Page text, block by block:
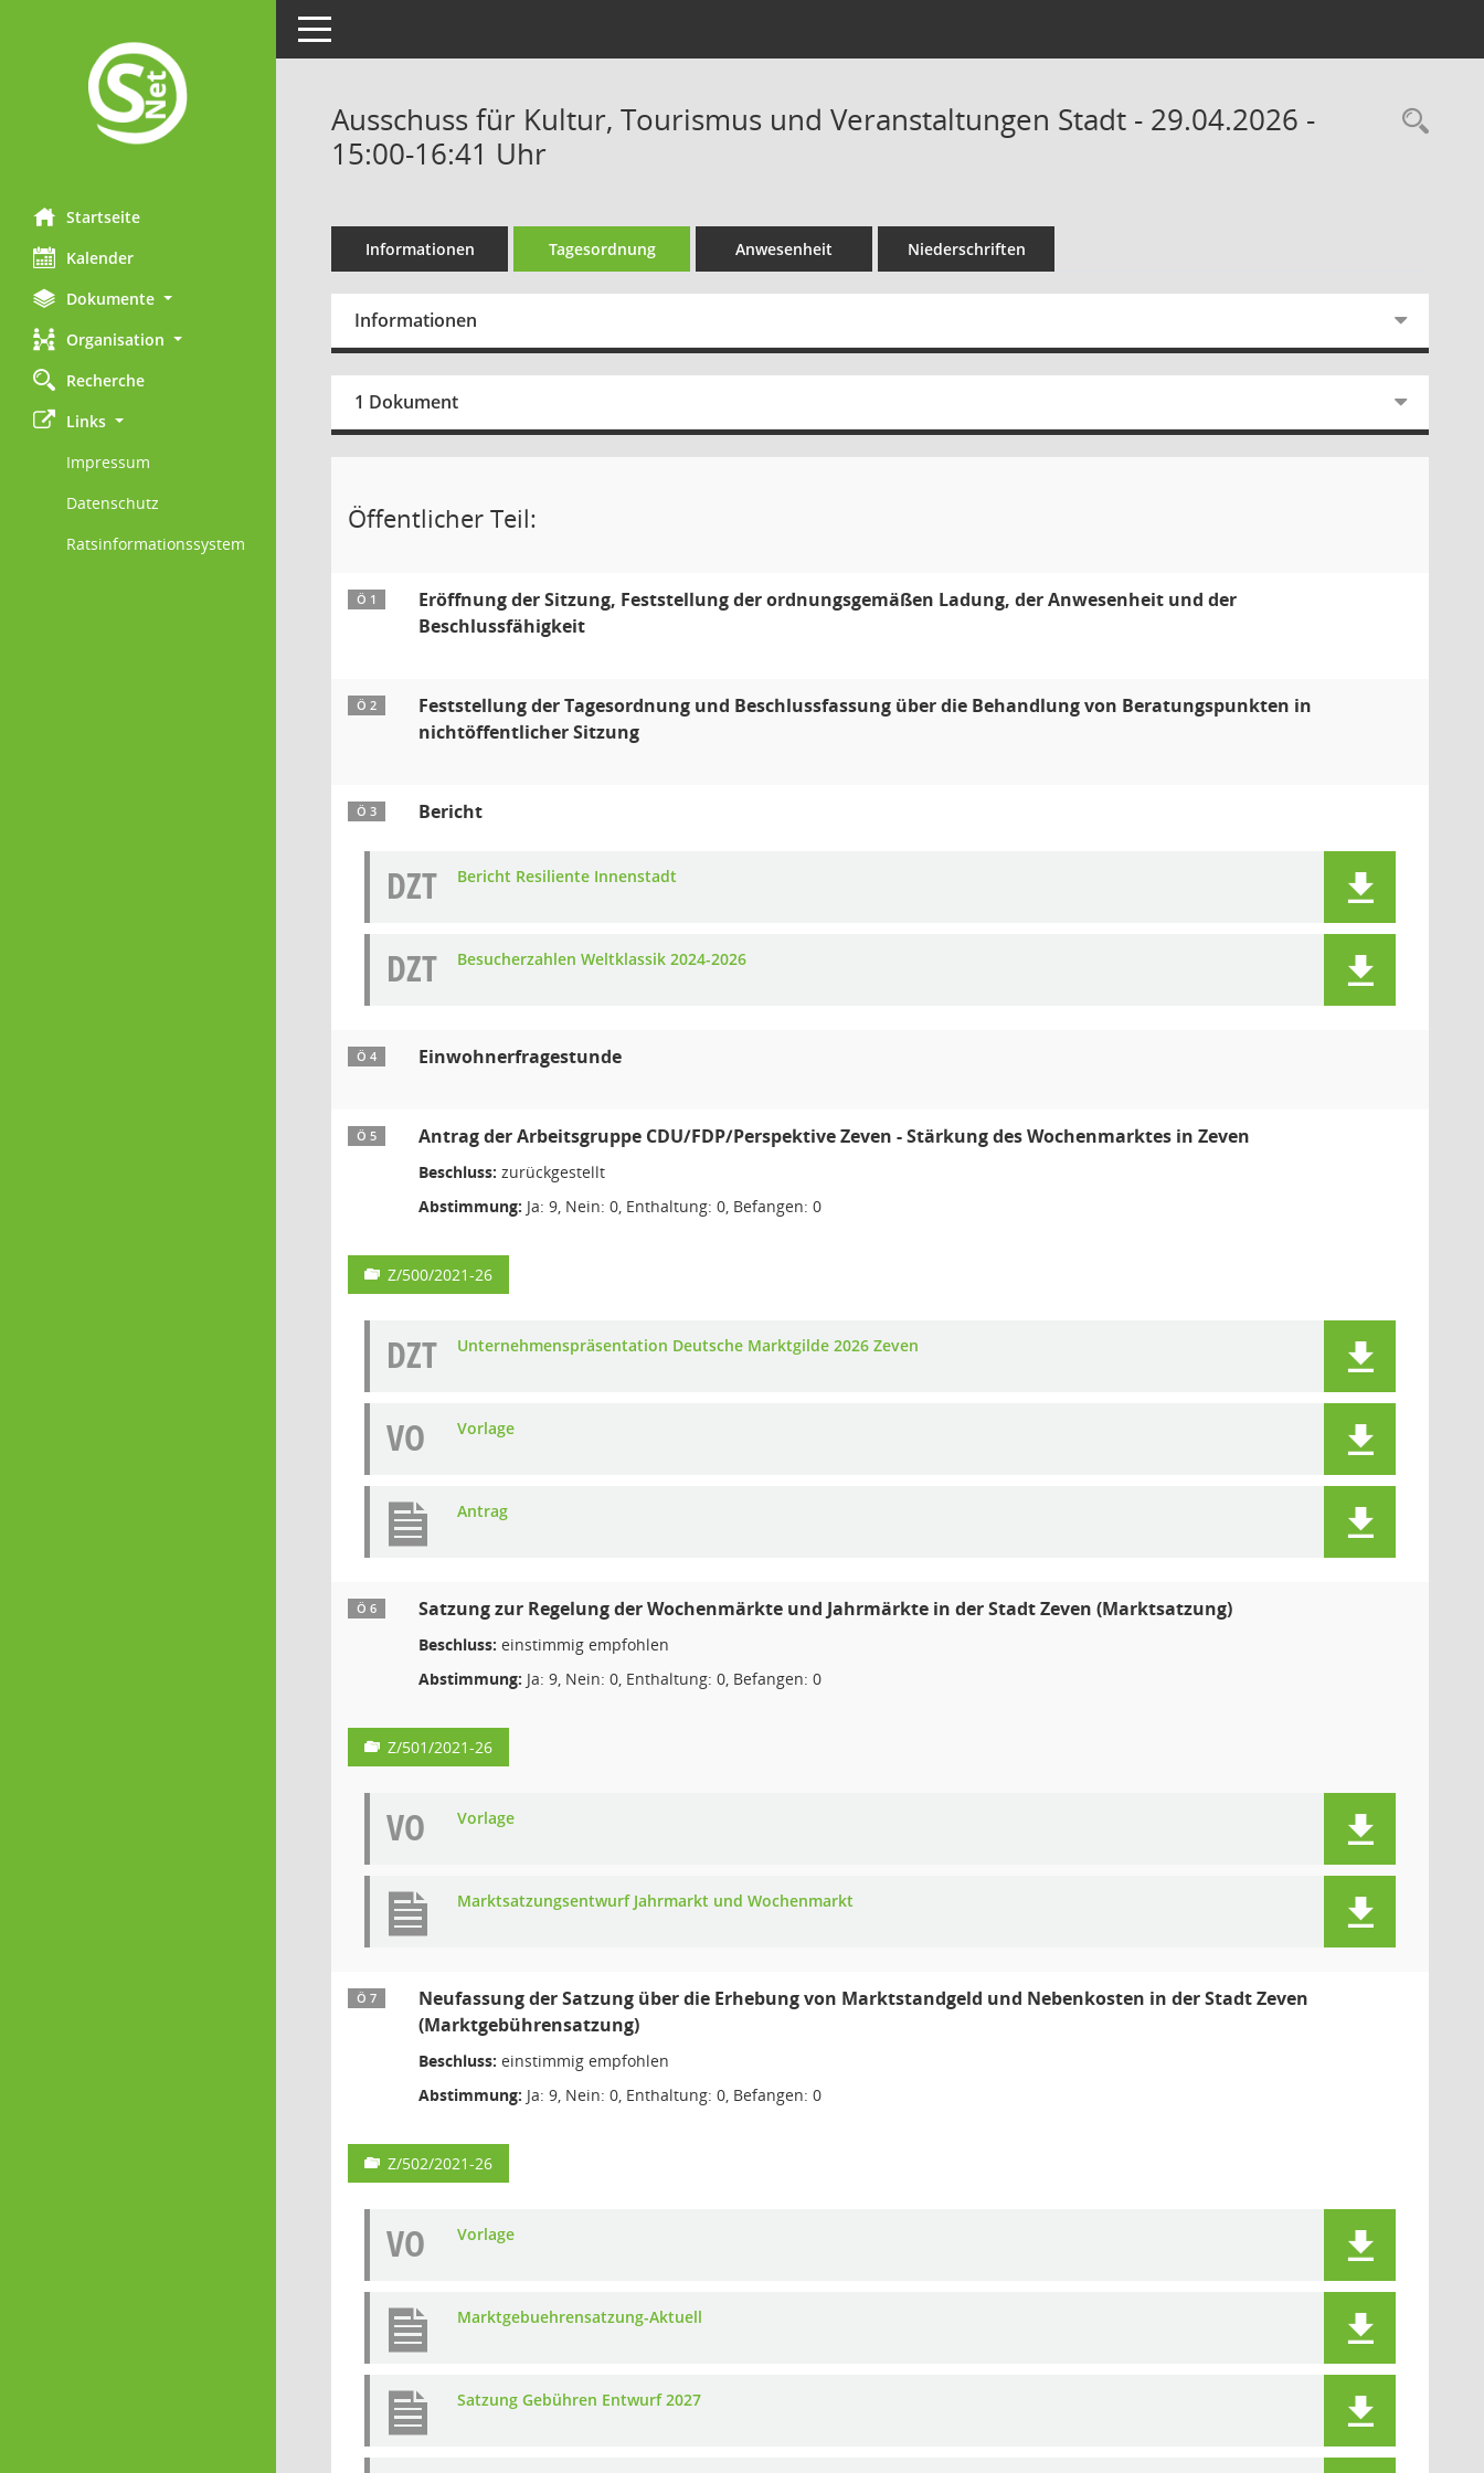
Startseite
Kalender
Dokumente
Organisation
Recherche
Links
Impressum
Datenschutz
Ratsinformationssystem
Toggle navigation
Ausschuss für Kultur, Tourismus und Veranstaltungen Stadt - 29.04.2026 -
15:00-16:41 Uhr
Informationen Tagesordnung Anwesenheit Niederschriften
Informationen
1 Dokument
Öffentlicher Teil:
Ö 1
Eröffnung der Sitzung, Feststellung der ordnungsgemäßen Ladung, der Anwesenheit und der
Beschlussfähigkeit
Ö 2
Feststellung der Tagesordnung und Beschlussfassung über die Behandlung von Beratungspunkten in
nichtöffentlicher Sitzung
Ö 3 Bericht
DZT Bericht Resiliente Innenstadt
DZT Besucherzahlen Weltklassik 2024-2026
Ö 4 Einwohnerfragestunde
Ö 5 Antrag der Arbeitsgruppe CDU/FDP/Perspektive Zeven - Stärkung des Wochenmarktes in Zeven
Beschluss: zurückgestellt
Abstimmung: Ja: 9, Nein: 0, Enthaltung: 0, Befangen: 0
Z/500/2021-26
DZT Unternehmenspräsentation Deutsche Marktgilde 2026 Zeven
VO Vorlage
Antrag
Ö 6 Satzung zur Regelung der Wochenmärkte und Jahrmärkte in der Stadt Zeven (Marktsatzung)
Beschluss: einstimmig empfohlen
Abstimmung: Ja: 9, Nein: 0, Enthaltung: 0, Befangen: 0
Z/501/2021-26
VO Vorlage
Marktsatzungsentwurf Jahrmarkt und Wochenmarkt
Ö 7
Neufassung der Satzung über die Erhebung von Marktstandgeld und Nebenkosten in der Stadt Zeven
(Marktgebührensatzung)
Beschluss: einstimmig empfohlen
Abstimmung: Ja: 9, Nein: 0, Enthaltung: 0, Befangen: 0
Z/502/2021-26
VO Vorlage
Marktgebuehrensatzung-Aktuell
Satzung Gebühren Entwurf 2027